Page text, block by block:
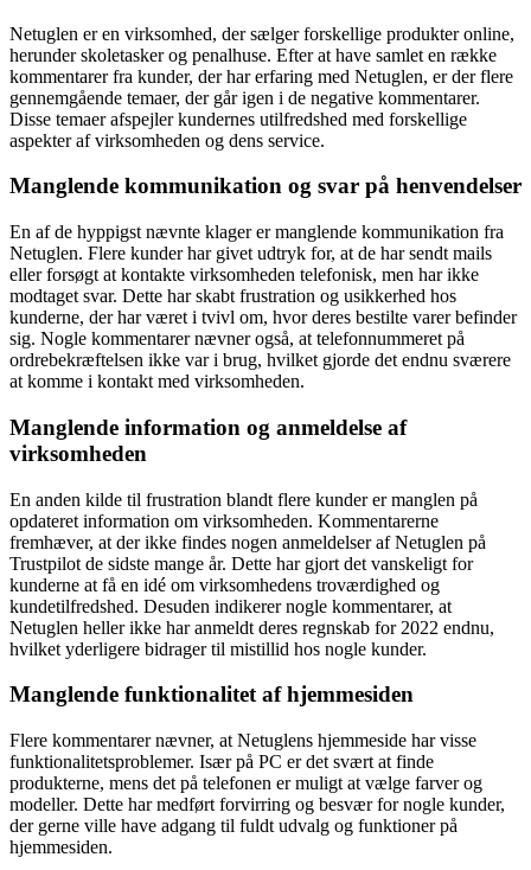
Netuglen er en virksomhed, der sælger forskellige produkter online,
herunder skoletasker og penalhuse. Efter at have samlet en række
kommentarer fra kunder, der har erfaring med Netuglen, er der flere
gennemgående temaer, der går igen i de negative kommentarer.
Disse temaer afspejler kundernes utilfredshed med forskellige
aspekter af virksomheden og dens service.
Manglende kommunikation og svar på henvendelser
En af de hyppigst nævnte klager er manglende kommunikation fra
Netuglen. Flere kunder har givet udtryk for, at de har sendt mails
eller forsøgt at kontakte virksomheden telefonisk, men har ikke
modtaget svar. Dette har skabt frustration og usikkerhed hos
kunderne, der har været i tvivl om, hvor deres bestilte varer befinder
sig. Nogle kommentarer nævner også, at telefonnummeret på
ordrebekræftelsen ikke var i brug, hvilket gjorde det endnu sværere
at komme i kontakt med virksomheden.
Manglende information og anmeldelse af
virksomheden
En anden kilde til frustration blandt flere kunder er manglen på
opdateret information om virksomheden. Kommentarerne
fremhæver, at der ikke findes nogen anmeldelser af Netuglen på
Trustpilot de sidste mange år. Dette har gjort det vanskeligt for
kunderne at få en idé om virksomhedens troværdighed og
kundetilfredshed. Desuden indikerer nogle kommentarer, at
Netuglen heller ikke har anmeldt deres regnskab for 2022 endnu,
hvilket yderligere bidrager til mistillid hos nogle kunder.
Manglende funktionalitet af hjemmesiden
Flere kommentarer nævner, at Netuglens hjemmeside har visse
funktionalitetsproblemer. Især på PC er det svært at finde
produkterne, mens det på telefonen er muligt at vælge farver og
modeller. Dette har medført forvirring og besvær for nogle kunder,
der gerne ville have adgang til fuldt udvalg og funktioner på
hjemmesiden.